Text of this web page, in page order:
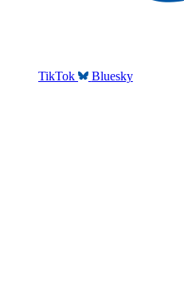
TikTok Bluesky